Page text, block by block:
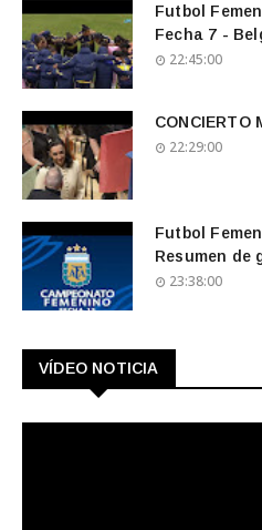
Futbol
Fecha 7 -
22:45:00
CONCIERTO
22:29:00
Futbol
Resumen de
23:38:00
VÍDEO NOTICIA